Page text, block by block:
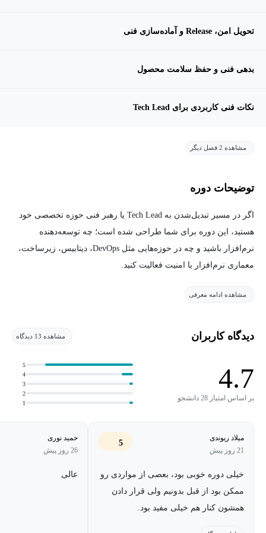
تحویل امن، Release و آماده‌سازی فنی
بدهی فنی و حفظ سلامت محصول
نکات فنی کاربردی برای Tech Lead
مشاهده 2 فصل دیگر
توضیحات دوره
اگر در مسیر تبدیل‌شدن به Tech Lead یا رهبر فنی حوزه تخصصی خود
هستید، این دوره برای شما طراحی شده است؛ چه توسعه‌دهنده
نرم‌افزار باشید و چه در حوزه‌هایی مثل DevOps، دیتابیس، زیرساخت،
معماری نرم‌افزار یا امنیت فعالیت کنید.
تیم‌های توسعه نرم‌افزار می‌آید، این دوره برای توسعه‌دهندگان کمی
کاربردی‌تر خواهد بود.
تخصصی توانمند هستند؛ اما مسیر بعدی برایشان شفاف نیست. اینکه
این دوره دقیقاً برای همین طراحی شده است: نشان‌دادن مسیر رشد از
Senior Developer یا متخصص فنی ارشد به Tech Lead حرفه‌ای؛
به‌صورت عملی، واقعی و قابل اجرا.
مشاهده ادامه معرفی
دیدگاه کاربران مشاهده 13 دیدگاه
4.7
بر اساس امتیاز 28 دانشجو
1
2
3
4
5
میلاد ریوندی
21 روز پیش
5
خیلی دوره خوبی بود، بعصی از مواردی رو
ممکن بود از قبل بدونیم ولی قرار دادن
همشون کنار هم خیلی مفید بود.
حمید نوری
26 روز پیش
عالی